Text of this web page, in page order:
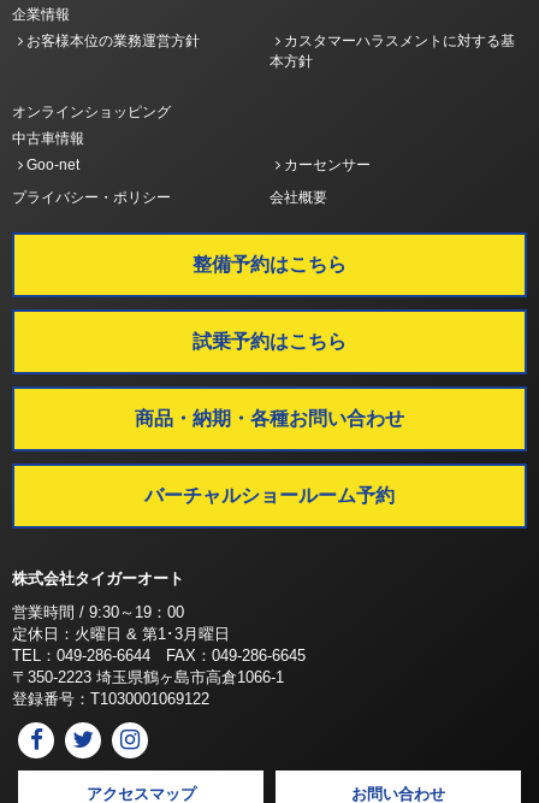
企業情報
お客様本位の業務運営方針
カスタマーハラスメントに対する基
本方針
オンラインショッピング
中古車情報
Goo-net
カーセンサー
プライバシー・ポリシー
会社概要
整備予約はこちら
試乗予約はこちら
商品・納期・各種お問い合わせ
バーチャルショールーム予約
株式会社タイガーオート
営業時間 / 9:30～19：00
定休日：火曜日 & 第1･3月曜日
TEL：049-286-6644 FAX：049-286-6645
〒350-2223 埼玉県鶴ヶ島市高倉1066-1
登録番号：T1030001069122
アクセスマップ お問い合わせ